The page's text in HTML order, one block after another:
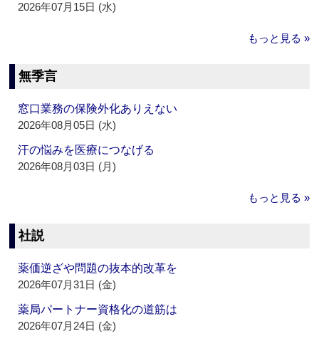
2026年07月15日 (水)
もっと見る »
無季言
窓口業務の保険外化ありえない
2026年08月05日 (水)
汗の悩みを医療につなげる
2026年08月03日 (月)
もっと見る »
社説
薬価逆ざや問題の抜本的改革を
2026年07月31日 (金)
薬局パートナー資格化の道筋は
2026年07月24日 (金)